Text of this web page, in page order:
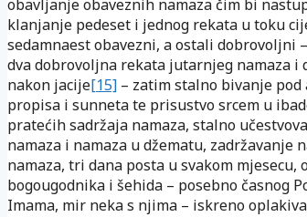
obavljanje obaveznih namaza čim bi
klanjanje pedeset i jednog rekata u toku
sedamnaest obavezni, a ostali dobrovoljni
dva dobrovoljna rekata jutarnjeg namaza i
nakon jacije[15] – zatim stalno bivanje
propisa i sunneta te prisustvo srcem u
pratećih sadržaja namaza, stalno
namaza i namaza u džematu, zadržavanje
namaza, tri dana posta u svakom mjesecu,
bogougodnika i šehida – posebno časnog
Imama, mir neka s njima – iskreno